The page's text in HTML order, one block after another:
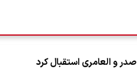
و العامری استقبال کرد